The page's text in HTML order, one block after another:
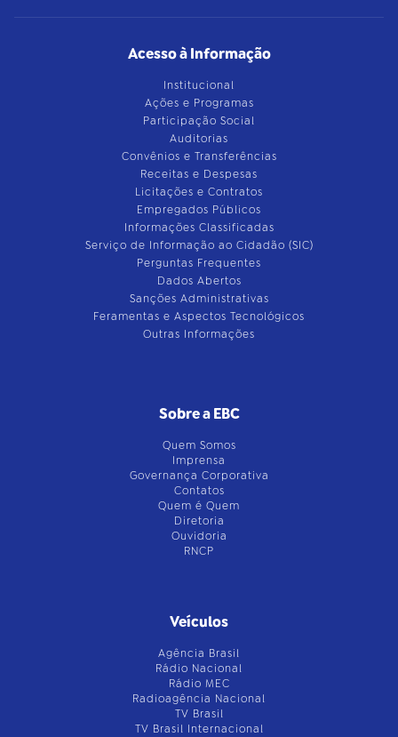
Acesso à Informação
Institucional
Ações e Programas
Participação Social
Auditorias
Convênios e Transferências
Receitas e Despesas
Licitações e Contratos
Empregados Públicos
Informações Classificadas
Serviço de Informação ao Cidadão (SIC)
Perguntas Frequentes
Dados Abertos
Sanções Administrativas
Feramentas e Aspectos Tecnológicos
Outras Informações
Sobre a EBC
Quem Somos
Imprensa
Governança Corporativa
Contatos
Quem é Quem
Diretoria
Ouvidoria
RNCP
Veículos
Agência Brasil
Rádio Nacional
Rádio MEC
Radioagência Nacional
TV Brasil
TV Brasil Internacional